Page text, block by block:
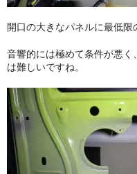
開口の大きなパネルに最低限
音響的には極めて条件が悪
は難しいですね。